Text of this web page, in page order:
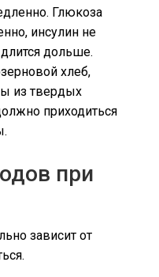
Глюкоза
инсулин не
дольше.
хлеб,
из твердых
приходиться
при
зависит от